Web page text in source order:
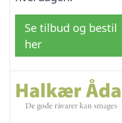
Se tilbud og bestil
her